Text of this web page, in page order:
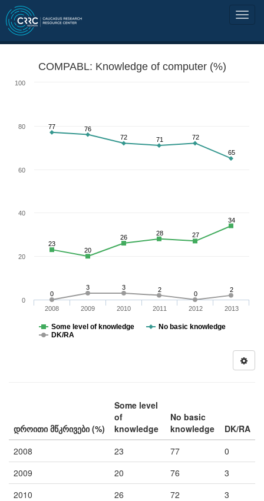
COMPABL: Knowledge of computer (%)
0
3 3 2
0
2
77
76
72
71 72
65
23
20
26
28 27
34
Some level of knowledge
No basic knowledge
DK/RA
2008 2009 2010 2011 2012 2013
0
20
40
60
80
100
დროითი მწკრივები (%)
Some level
of
knowledge
No basic
knowledge
DK/RA
2008
23 77
0
2009
20 76
3
2010
26 72
3